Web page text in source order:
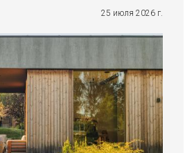
25 июля 2026 г.